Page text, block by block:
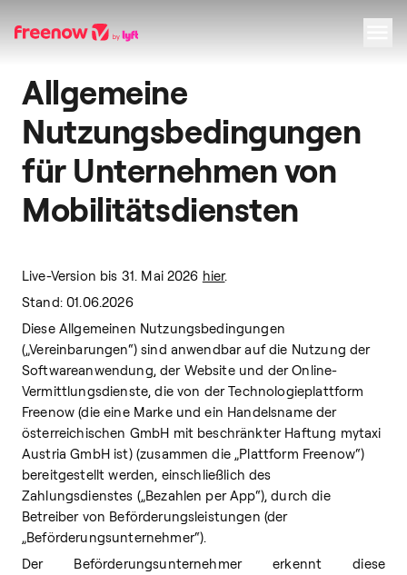
Navigation
Inhalt
Fußzeile
Allgemeine
Nutzungsbedingungen
für Unternehmen von
Mobilitätsdiensten
Live-Version bis 31. Mai2026 hier.
Stand: 01.06.2026
Diese Allgemeinen Nutzungsbedingungen
(„Vereinbarungen“) sind anwendbar auf die Nutzung der
Softwareanwendung, der Website und der Online-
Vermittlungsdienste, die von der Technologieplattform
Freenow (die eine Marke und ein Handelsname der
österreichischen GmbH mit beschränkter Haftung mytaxi
Austria GmbH ist) (zusammen die „Plattform Freenow“)
bereitgestellt werden, einschließlich des
Zahlungsdienstes („Bezahlen per App“), durch die
Betreiber von Beförderungsleistungen (der
„Beförderungsunternehmer“).
Der Beförderungsunternehmer erkennt diese